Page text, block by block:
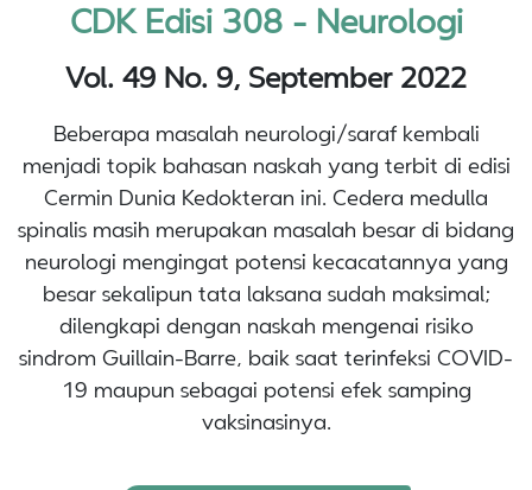
CDK Edisi 308 - Neurologi
Vol. 49 No. 9, September 2022
Beberapa masalah neurologi/saraf kembali
menjadi topik bahasan naskah yang terbit di edisi
Cermin Dunia Kedokteran ini. Cedera medulla
spinalis masih merupakan masalah besar di bidang
neurologi mengingat potensi kecacatannya yang
besar sekalipun tata laksana sudah maksimal;
dilengkapi dengan naskah mengenai risiko
sindrom Guillain-Barre, baik saat terinfeksi COVID-
19 maupun sebagai potensi efek samping
vaksinasinya.